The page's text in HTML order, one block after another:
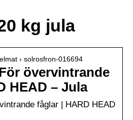
kg jula
› solrosfron-016694
övervintrande
HEAD – Jula
fåglar | HARD HEAD